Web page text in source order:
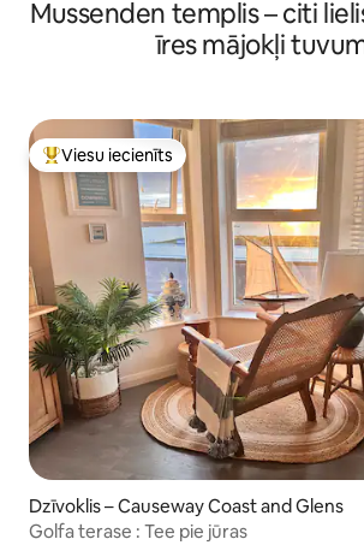
savlaicīgi
Mussenden templis – citi
īres mājokļi
Populārs viesu iecienīts mājoklis
Viesu iecienīts
Dzīvoklis – Causeway Coast and Glens
Golfa terase : Tee pie jūras